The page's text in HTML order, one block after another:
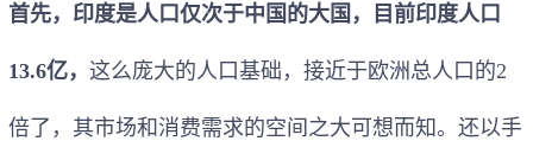
首先，印度是人口仅次于中国的大国，目前印度人口
13.6亿， 这么庞大的人口基础，接近于欧洲总人口的2
倍了，其市场和消费需求的空间之大可想而知。还以手